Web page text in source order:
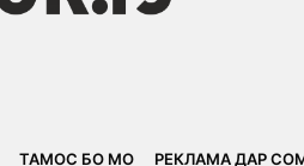
ТАМОС БО МО РЕКЛАМА ДАР